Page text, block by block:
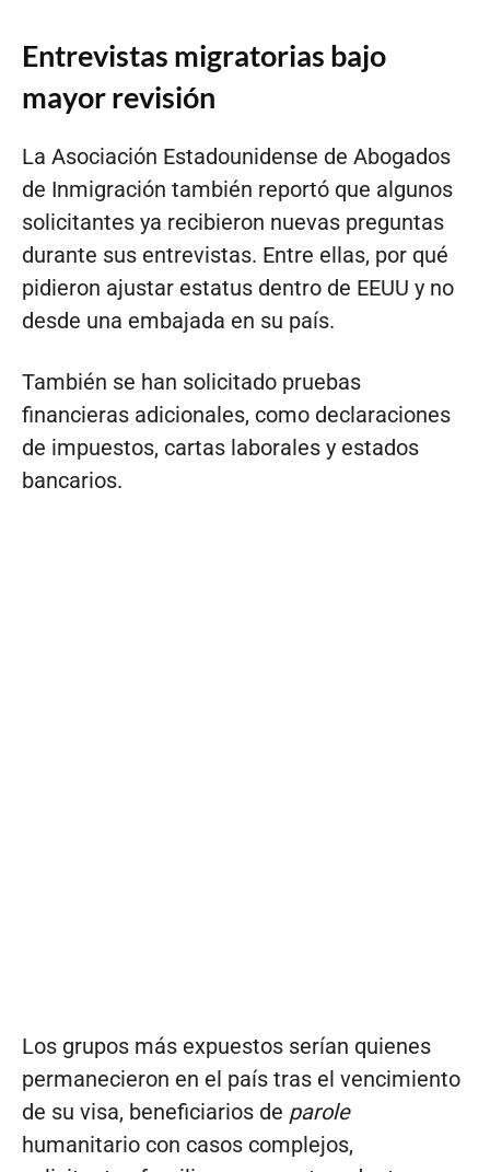
Entrevistas migratorias bajo
mayor revisión
La Asociación Estadounidense de Abogados
de Inmigración también reportó que algunos
solicitantes ya recibieron nuevas preguntas
durante sus entrevistas. Entre ellas, por qué
pidieron ajustar estatus dentro de EEUU y no
desde una embajada en su país.
También se han solicitado pruebas
financieras adicionales, como declaraciones
de impuestos, cartas laborales y estados
bancarios.
Los grupos más expuestos serían quienes
permanecieron en el país tras el vencimiento
de su visa, beneficiarios de parole
humanitario con casos complejos,